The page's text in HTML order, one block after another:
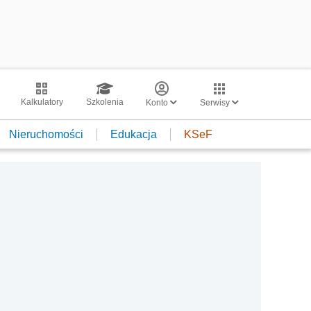
Kalkulatory Szkolenia Konto Serwisy
Nieruchomości Edukacja KSeF